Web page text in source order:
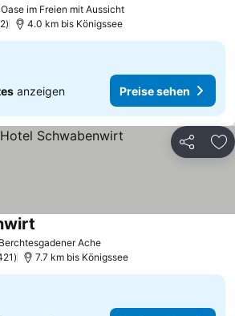
im Freien mit Aussicht
4.0 km bis Königssee
anzeigen Preise sehen
Teilen
Ache
7.7 km bis Königssee